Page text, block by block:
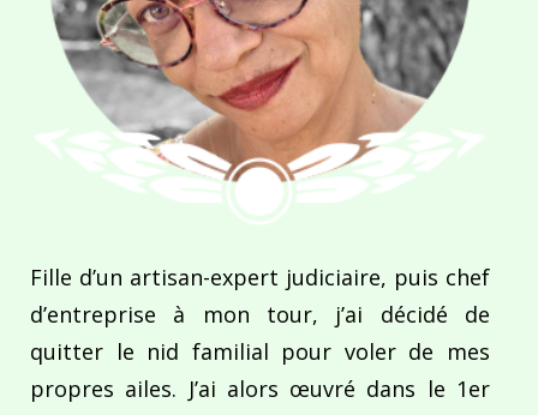
Fille d’un artisan-expert judiciaire, puis chef
d’entreprise à mon tour, j’ai décidé de
quitter le nid familial pour voler de mes
propres ailes. J’ai alors œuvré dans le 1er